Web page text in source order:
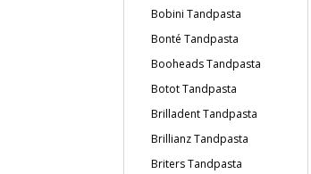
Bobini Tandpasta
Bonté Tandpasta
Booheads Tandpasta
Botot Tandpasta
Brilladent Tandpasta
Brillianz Tandpasta
Briters Tandpasta